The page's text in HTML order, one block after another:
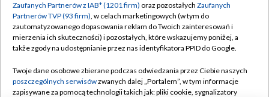
Ogłoszenia przetargowe
Akademia Telewizyjna
Informacje o nadawcy
Centrum informacji TVP
System NOS
©2026 Telewizja Polska Spółka Akcyjna w likwidacji
Zaufanych Partnerów z IAB* (1201 firm) oraz pozostałych Zaufanych
Partnerów TVP (93 firm), w celach marketingowych (w tym do
zautomatyzowanego dopasowania reklam do Twoich zainteresowań i
mierzenia ich skuteczności) i pozostałych, które wskazujemy poniżej, a
także zgody na udostępnianie przez nas identyfikatora PPID do Google.
Twoje dane osobowe zbierane podczas odwiedzania przez Ciebie naszych
poszczególnych serwisówzwanych dalej „Portalem”, w tym informacje
zapisywane za pomocą technologii takich jak: pliki cookie, sygnalizatory